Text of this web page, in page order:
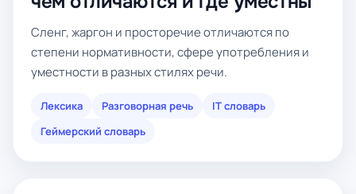
Сленг, жаргон и просторечие отличаются по
степени нормативности, сфере употребления и
уместности в разных стилях речи.
Лексика Разговорная речь
IT словарь
Геймерский словарь